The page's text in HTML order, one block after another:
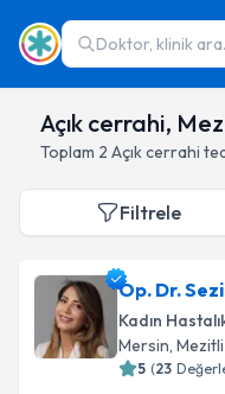
Doktor, klinik
Açık cerrahi,
Toplam 2 Açık cerrahi
Filtrele
Op. Dr.
Kadın
Mersin, Mezitli
5 (23